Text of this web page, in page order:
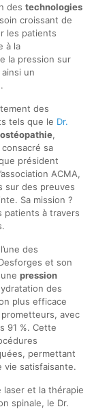
des technologies
croissant de
les patients
à la
la pression sur
un
des
tels que le Dr.
ostéopathie,
sa
président
ACMA,
sur des preuves
Sa mission ?
patients à travers
des
et son
pression
des
plus efficace
avec
91 %. Cette
permettant
vie satisfaisante.
laser et la thérapie
spinale, le Dr.